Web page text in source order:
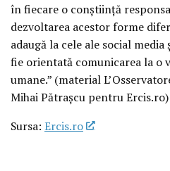
în fiecare o conștiință
dezvoltarea acestor forme
adaugă la cele ale social
fie orientată comunicarea la o
umane.” (material
Mihai Pătrașcu pentru Ercis.ro)
Sursa: Ercis.ro